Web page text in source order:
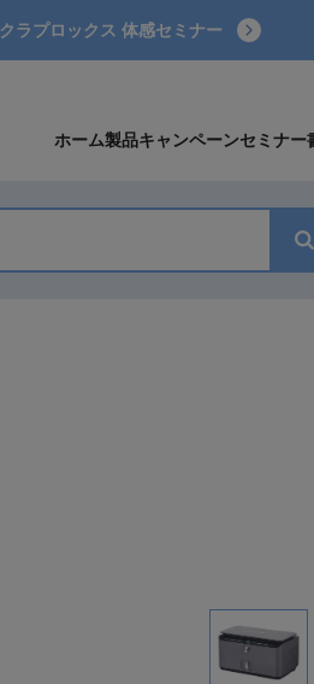
クラプロックス 体感セミナー
ホーム製品キャンペーンセミナー